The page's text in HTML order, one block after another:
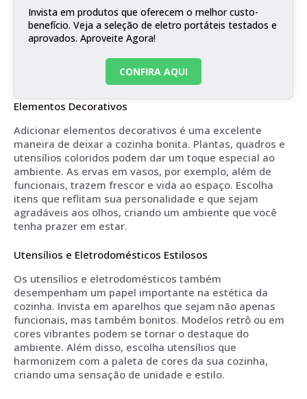
Invista em produtos que oferecem o melhor custo-
benefício. Veja a seleção de eletro portáteis testados e
aprovados. Aproveite Agora!
CONFIRA AQUI
Elementos Decorativos
Adicionar elementos decorativos é uma excelente
maneira de deixar a cozinha bonita. Plantas, quadros e
utensílios coloridos podem dar um toque especial ao
ambiente. As ervas em vasos, por exemplo, além de
funcionais, trazem frescor e vida ao espaço. Escolha
itens que reflitam sua personalidade e que sejam
agradáveis aos olhos, criando um ambiente que você
tenha prazer em estar.
Utensílios e Eletrodomésticos Estilosos
Os utensílios e eletrodomésticos também
desempenham um papel importante na estética da
cozinha. Invista em aparelhos que sejam não apenas
funcionais, mas também bonitos. Modelos retrô ou em
cores vibrantes podem se tornar o destaque do
ambiente. Além disso, escolha utensílios que
harmonizem com a paleta de cores da sua cozinha,
criando uma sensação de unidade e estilo.